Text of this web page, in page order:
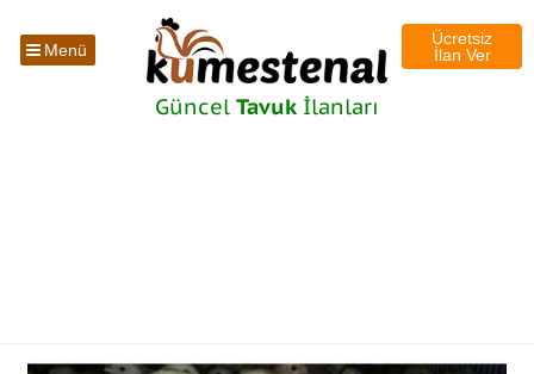
Menü
Ücretsiz
İlan Ver
Güncel Tavuk İlanları